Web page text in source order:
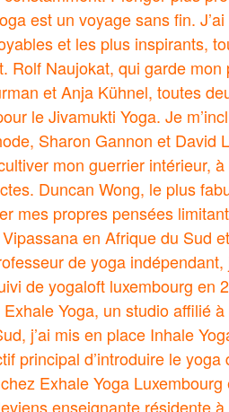
est un voyage sans fin.
et les plus inspirants,
Rolf Naujokat, qui garde mon
et Anja Kühnel, toutes
le Jivamukti Yoga. Je
Sharon Gannon et David
mon guerrier intérieur,
Duncan Wong, le plus
mes propres pensées
en Afrique du Sud
de yoga indépendant,
de yogaloft luxembourg en
Yoga, un studio affilié
j’ai mis en place Inhale
principal d’introduire le
Exhale Yoga
enseignante résidente à